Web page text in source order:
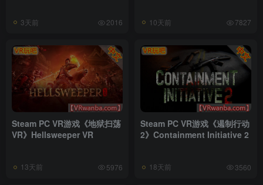
3天前 2016 10天前 7827
Steam PC VR游戏《地狱扫荡
VR》Hellsweeper VR
13天前 5976
Steam PC VR游戏《遏制行动
2》Containment Initiative 2
18天前 3560